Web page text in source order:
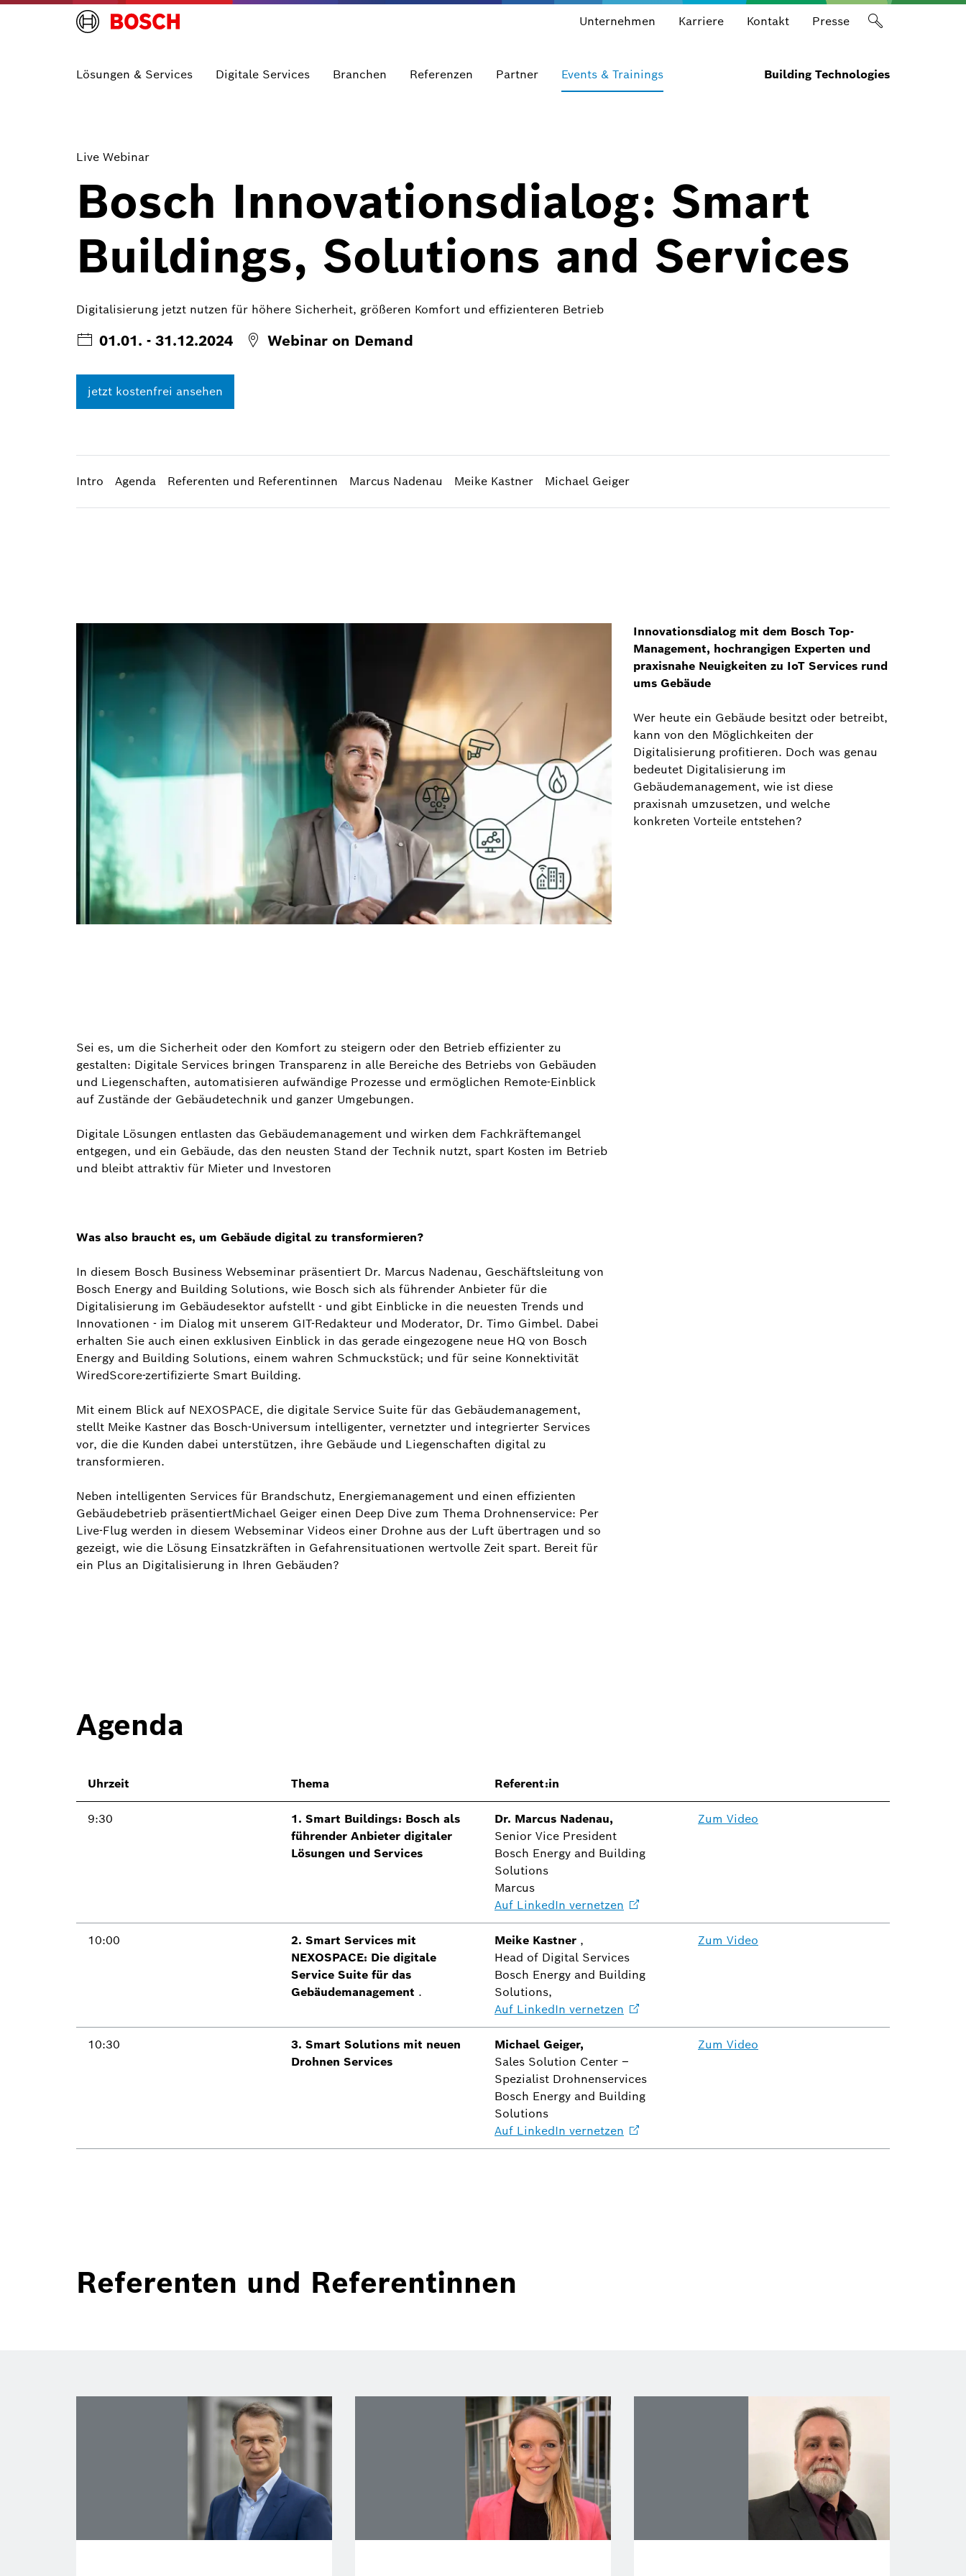
Unternehmen Karriere Kontakt Presse
Lösungen & Services Digitale Services Branchen Referenzen Partner Events & Trainings Building Technologies
Live Webinar
Bosch Innovationsdialog: Smart
Buildings, Solutions and Services
Digitalisierung jetzt nutzen für höhere Sicherheit, größeren Komfort und effizienteren Betrieb
01.01. - 31.12.2024 Webinar on Demand
jetzt kostenfrei ansehen
Intro Agenda Referenten und Referentinnen Marcus Nadenau Meike Kastner Michael Geiger
Innovationsdialog mit dem Bosch Top-
Management, hochrangigen Experten und
praxisnahe Neuigkeiten zu IoT Services rund
ums Gebäude
Wer heute ein Gebäude besitzt oder betreibt,
kann von den Möglichkeiten der
Digitalisierung profitieren. Doch was genau
bedeutet Digitalisierung im
Gebäudemanagement, wie ist diese
praxisnah umzusetzen, und welche
konkreten Vorteile entstehen?
Sei es, um die Sicherheit oder den Komfort zu steigern oder den Betrieb effizienter zu
gestalten: Digitale Services bringen Transparenz in alle Bereiche des Betriebs von Gebäuden
und Liegenschaften, automatisieren aufwändige Prozesse und ermöglichen Remote-Einblick
auf Zustände der Gebäudetechnik und ganzer Umgebungen.
Digitale Lösungen entlasten das Gebäudemanagement und wirken dem Fachkräftemangel
entgegen, und ein Gebäude, das den neusten Stand der Technik nutzt, spart Kosten im Betrieb
und bleibt attraktiv für Mieter und Investoren
Was also braucht es, um Gebäude digital zu transformieren?
In diesem Bosch Business Webseminar präsentiert Dr. Marcus Nadenau, Geschäftsleitung von
Bosch Energy and Building Solutions, wie Bosch sich als führender Anbieter für die
Digitalisierung im Gebäudesektor aufstellt - und gibt Einblicke in die neuesten Trends und
Innovationen - im Dialog mit unserem GIT-Redakteur und Moderator, Dr. Timo Gimbel. Dabei
erhalten Sie auch einen exklusiven Einblick in das gerade eingezogene neue HQ von Bosch
Energy and Building Solutions, einem wahren Schmuckstück; und für seine Konnektivität
WiredScore-zertifizierte Smart Building.
Mit einem Blick auf NEXOSPACE, die digitale Service Suite für das Gebäudemanagement,
stellt Meike Kastner das Bosch-Universum intelligenter, vernetzter und integrierter Services
vor, die die Kunden dabei unterstützen, ihre Gebäude und Liegenschaften digital zu
transformieren.
Neben intelligenten Services für Brandschutz, Energiemanagement und einen effizienten
Gebäudebetrieb präsentiertMichael Geiger einen Deep Dive zum Thema Drohnenservice: Per
Live-Flug werden in diesem Webseminar Videos einer Drohne aus der Luft übertragen und so
gezeigt, wie die Lösung Einsatzkräften in Gefahrensituationen wertvolle Zeit spart. Bereit für
ein Plus an Digitalisierung in Ihren Gebäuden?
Agenda
Uhrzeit Thema Referent:in
9:30
1. Smart Buildings: Bosch als
führender Anbieter digitaler
Lösungen und Services
Dr. Marcus Nadenau,
Senior Vice President
Bosch Energy and Building
Solutions
Marcus
Auf LinkedIn vernetzen
Zum Video
10:00
2. Smart Services mit
NEXOSPACE: Die digitale
Service Suite für das
Gebäudemanagement .
Meike Kastner ,
Head of Digital Services
Bosch Energy and Building
Solutions,
Auf LinkedIn vernetzen
Zum Video
10:30
3. Smart Solutions mit neuen
Drohnen Services
Michael Geiger,
Sales Solution Center –
Spezialist Drohnenservices
Bosch Energy and Building
Solutions
Auf LinkedIn vernetzen
Zum Video
Referenten und Referentinnen